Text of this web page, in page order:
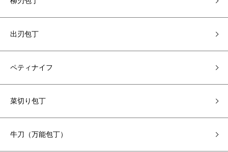
出刃包丁
ペティナイフ
菜切り包丁
牛刀（万能包丁）